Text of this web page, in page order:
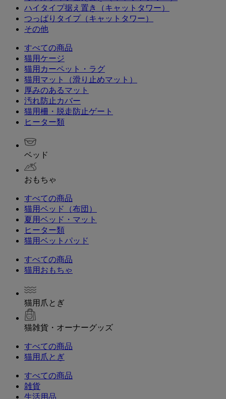
ハイタイプ据え置き（キャットタワー）
つっぱりタイプ（キャットタワー）
その他
すべての商品
猫用ケージ
猫用カーペット・ラグ
猫用マット（滑り止めマット）
厚みのあるマット
汚れ防止カバー
猫用柵・脱走防止ゲート
ヒーター類
ベッド
おもちゃ
すべての商品
猫用ベッド（布団）
夏用ベッド・マット
ヒーター類
猫用ベットパッド
すべての商品
猫用おもちゃ
猫用爪とぎ
猫雑貨・オーナーグッズ
すべての商品
猫用爪とぎ
すべての商品
雑貨
生活用品